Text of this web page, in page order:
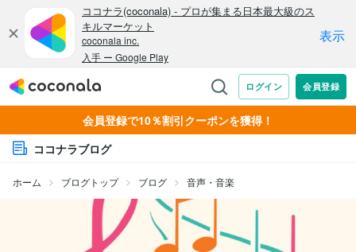
会員登録で10％割引クーポンを獲得！
ココナラブログ
ホーム ブログトップ ブログ 音声・音楽